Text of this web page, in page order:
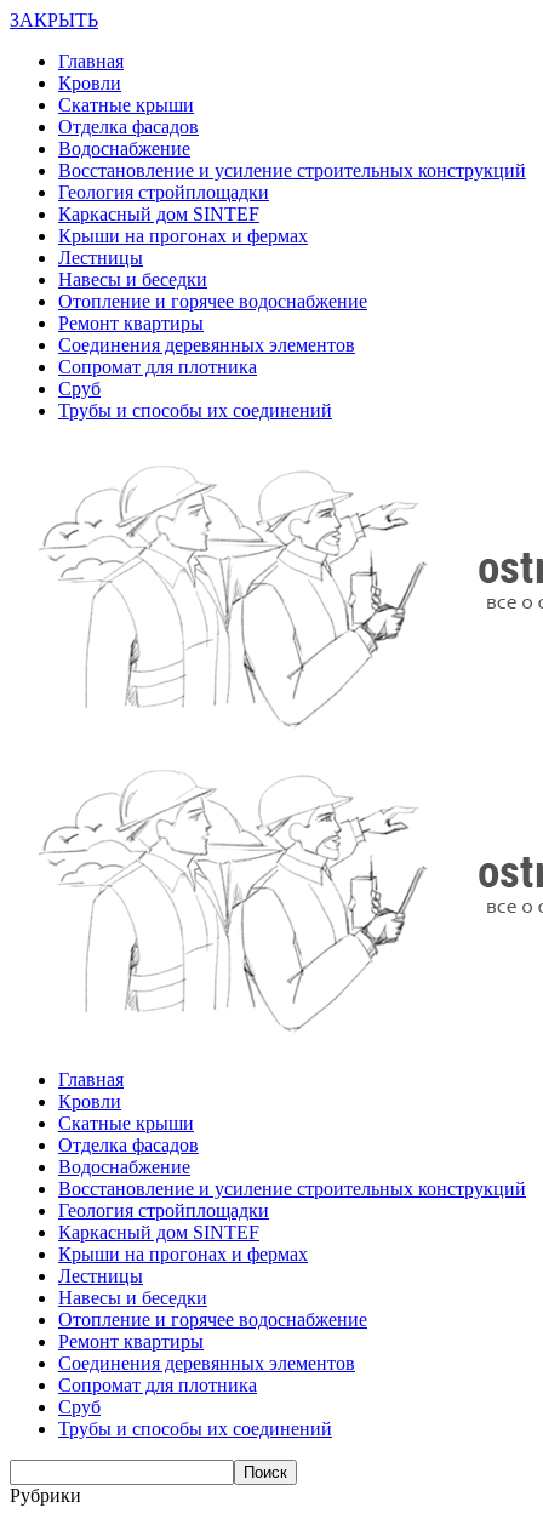
ЗАКРЫТЬ
Главная
Кровли
Скатные крыши
Отделка фасадов
Водоснабжение
Восстановление и усиление строительных конструкций
Геология стройплощадки
Каркасный дом SINTEF
Крыши на прогонах и фермах
Лестницы
Навесы и беседки
Отопление и горячее водоснабжение
Ремонт квартиры
Соединения деревянных элементов
Сопромат для плотника
Сруб
Трубы и способы их соединений
Главная
Кровли
Скатные крыши
Отделка фасадов
Водоснабжение
Восстановление и усиление строительных конструкций
Геология стройплощадки
Каркасный дом SINTEF
Крыши на прогонах и фермах
Лестницы
Навесы и беседки
Отопление и горячее водоснабжение
Ремонт квартиры
Соединения деревянных элементов
Сопромат для плотника
Сруб
Трубы и способы их соединений
Рубрики